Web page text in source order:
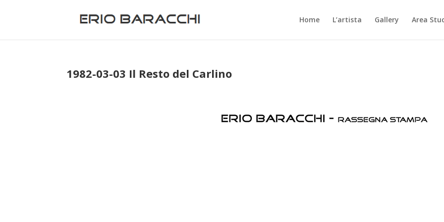
Home L’artista Gallery Area
1982-03-03 Il Resto del Carlino